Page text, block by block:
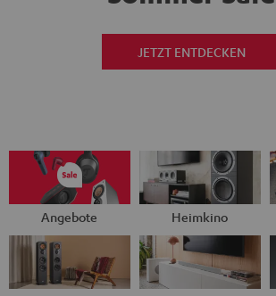
JETZT ENTDECKEN
Angebote Heimkino